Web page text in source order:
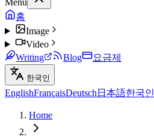
Menu
홈
Image
Video
Writing
Blog 요금제
한국인
EnglishFrançaisDeutsch 日本語한국인
Home